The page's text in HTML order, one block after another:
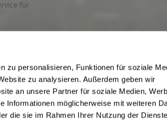
zu personalisieren, Funktionen für soziale
zu analysieren. Außerdem geben wir
an unsere Partner für soziale Medien,
Informationen möglicherweise mit weiteren
die sie im Rahmen Ihrer Nutzung der Dienste
für